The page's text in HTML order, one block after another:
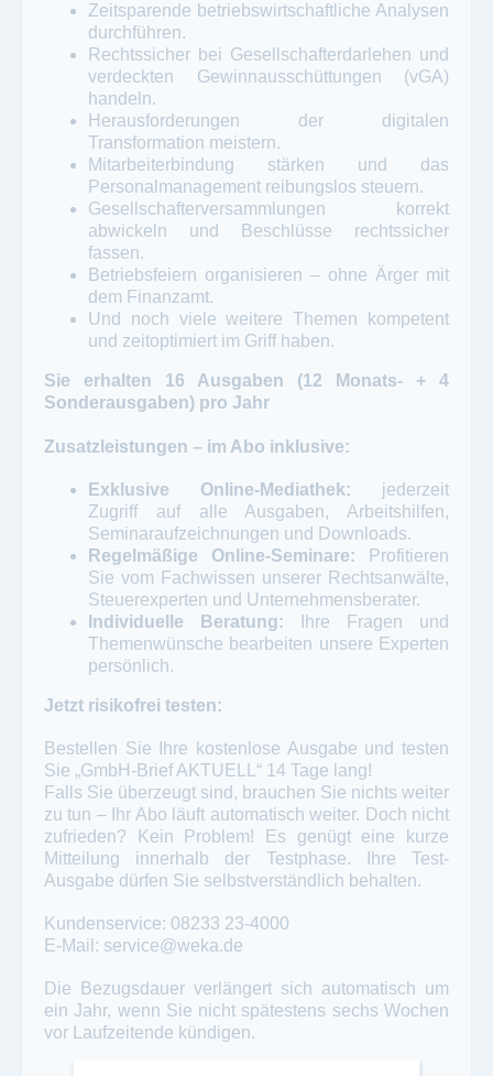
Zeitsparende betriebswirtschaftliche Analysen
durchführen.
Rechtssicher bei Gesellschafterdarlehen und
verdeckten Gewinnausschüttungen (vGA)
handeln.
Herausforderungen der digitalen
Transformation meistern.
Mitarbeiterbindung stärken und das
Personalmanagement reibungslos steuern.
Gesellschafterversammlungen korrekt
abwickeln und Beschlüsse rechtssicher
fassen.
Betriebsfeiern organisieren – ohne Ärger mit
dem Finanzamt.
Und noch viele weitere Themen kompetent
und zeitoptimiert im Griff haben.
Sie erhalten 16 Ausgaben (12 Monats- + 4
Sonderausgaben) pro Jahr
Zusatzleistungen – im Abo inklusive:
Exklusive Online-Mediathek: jederzeit
Zugriff auf alle Ausgaben, Arbeitshilfen,
Seminaraufzeichnungen und Downloads.
Regelmäßige Online-Seminare:
Profitieren
Sie vom Fachwissen unserer Rechtsanwälte,
Steuerexperten und Unternehmensberater.
Individuelle Beratung:
Ihre Fragen und
Themenwünsche bearbeiten unsere Experten
persönlich.
Jetzt risikofrei testen:
Bestellen Sie Ihre kostenlose Ausgabe und testen
Sie „GmbH-Brief AKTUELL“ 14 Tage lang!
Falls Sie überzeugt sind, brauchen Sie nichts weiter
zu tun – Ihr Abo läuft automatisch weiter. Doch nicht
zufrieden? Kein Problem! Es genügt eine kurze
Mitteilung innerhalb der Testphase. Ihre Test-
Ausgabe dürfen Sie selbstverständlich behalten.
Kundenservice: 08233 23-4000
E-Mail: service@weka.de
Die Bezugsdauer verlängert sich automatisch um
ein Jahr, wenn Sie nicht spätestens sechs Wochen
vor Laufzeitende kündigen.